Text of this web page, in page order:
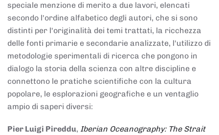
speciale menzione di merito a due lavori, elencati
secondo l'ordine alfabetico degli autori, che si sono
distinti per l'originalità dei temi trattati, la ricchezza
delle fonti primarie e secondarie analizzate, l'utilizzo di
metodologie sperimentali di ricerca che pongono in
dialogo la storia della scienza con altre discipline e
connettono le pratiche scientifiche con la cultura
popolare, le esplorazioni geografiche e un ventaglio
ampio di saperi diversi:
Pier Luigi Pireddu, Iberian Oceanography: The Strait